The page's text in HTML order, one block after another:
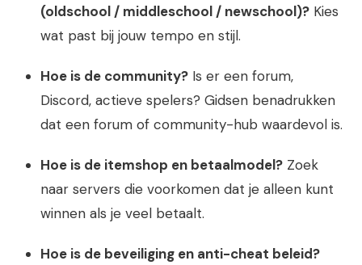
(oldschool / middleschool / newschool)? Kies
wat past bij jouw tempo en stijl.
Hoe is de community? Is er een forum,
Discord, actieve spelers? Gidsen benadrukken
dat een forum of community-hub waardevol is.
Hoe is de itemshop en betaalmodel? Zoek
naar servers die voorkomen dat je alleen kunt
winnen als je veel betaalt.
Hoe is de beveiliging en anti-cheat beleid?